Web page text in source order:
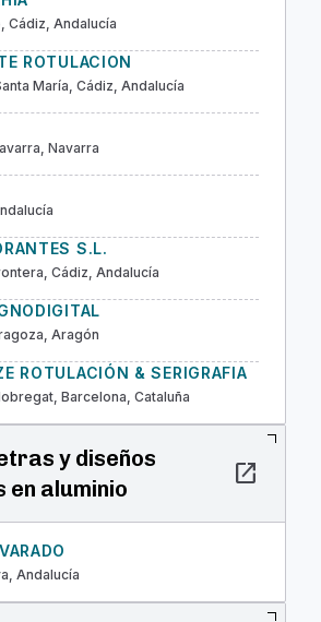
Cádiz, Andalucía
ROTULACION
María, Cádiz, Andalucía
Navarra
S.L.
Cádiz, Andalucía
Aragón
ROTULACIÓN & SERIGRAFIA
Barcelona, Cataluña
y diseños
aluminio
open_in_new
Andalucía